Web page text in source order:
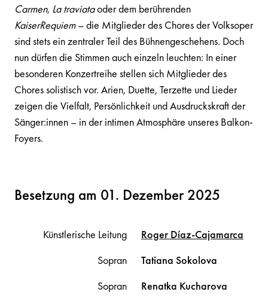
Carmen, La traviataoder dem berührenden
KaiserRequiem– die Mitglieder des Chores der Volksoper
sind stets ein zentraler Teil des Bühnengeschehens. Doch
nun dürfen die Stimmen auch einzeln leuchten: In einer
besonderen Konzertreihe stellen sich Mitglieder des
Chores solistisch vor. Arien, Duette, Terzette und Lieder
zeigen die Vielfalt, Persönlichkeit und Ausdruckskraft der
Sänger:innen – in der intimen Atmosphäre unseres Balkon-
Foyers.
Besetzung am 01. Dezember 2025
Künstlerische Leitung Roger Díaz-Cajamarca
Sopran
Tatiana Sokolova
Sopran
Renatka Kucharova